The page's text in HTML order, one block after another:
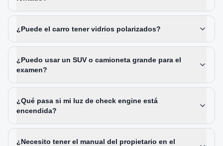
¿Puede el carro tener vidrios polarizados?
¿Puedo usar un SUV o camioneta grande para el
examen?
¿Qué pasa si mi luz de check engine está
encendida?
¿Necesito tener el manual del propietario en el